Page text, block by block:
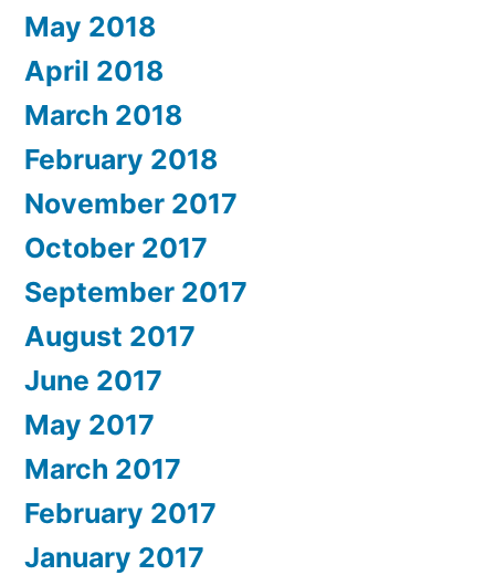
May 2018
April 2018
March 2018
February 2018
November 2017
October 2017
September 2017
August 2017
June 2017
May 2017
March 2017
February 2017
January 2017